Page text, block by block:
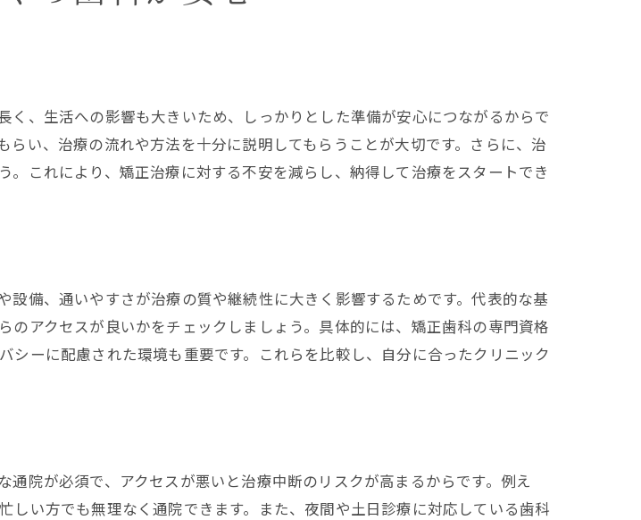
べき治療期間と通院頻度
科矯正クリニックの見極め方
や土日対応がある矯正治療の魅力
科クリニックの選び方と注意点
充実した歯科治療とは
る目立たない矯正治療の種類
正を歯科で選ぶメリットと注意点
、生活への影響も大きいため、しっかりとした準備が安心につながるからで
い、治療の流れや方法を十分に説明してもらうことが大切です。さらに、治
これにより、矯正治療に対する不安を減らし、納得して治療をスタートでき
備、通いやすさが治療の質や継続性に大きく影響するためです。代表的な基
アクセスが良いかをチェックしましょう。具体的には、矯正歯科の専門資格
ーに配慮された環境も重要です。これらを比較し、自分に合ったクリニック
院が必須で、アクセスが悪いと治療中断のリスクが高まるからです。例え
い方でも無理なく通院できます。また、夜間や土日診療に対応している歯科